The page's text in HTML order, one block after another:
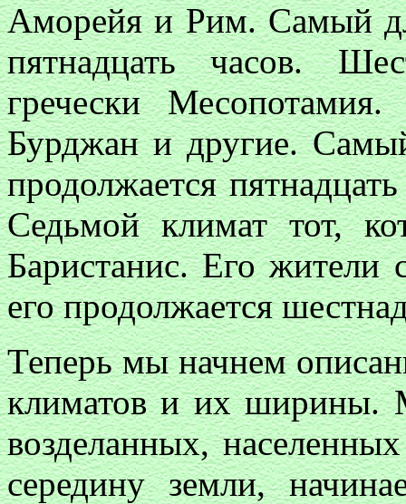
Аморейя и Рим. Самый
пятнадцать часов.
гречески
Бурджан и другие.
продолжается
Седьмой климат тот,
Баристанис. Его
его продолжается
Теперь мы начнем
климатов и их ширины.
возделанных,
середину земли,